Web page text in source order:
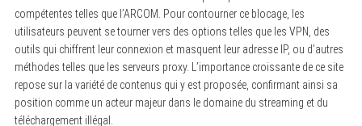
compétentes telles que l’ARCOM. Pour contourner ce blocage, les
utilisateurs peuvent se tourner vers des options telles que les VPN, des
outils qui chiffrent leur connexion et masquent leur adresse IP, ou d’autres
méthodes telles que les serveurs proxy. L’importance croissante de ce site
repose sur la variété de contenus qui y est proposée, confirmant ainsi sa
position comme un acteur majeur dans le domaine du streaming et du
téléchargement illégal.